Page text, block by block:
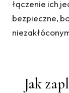
łączenie ich
bezpieczne,
Jak